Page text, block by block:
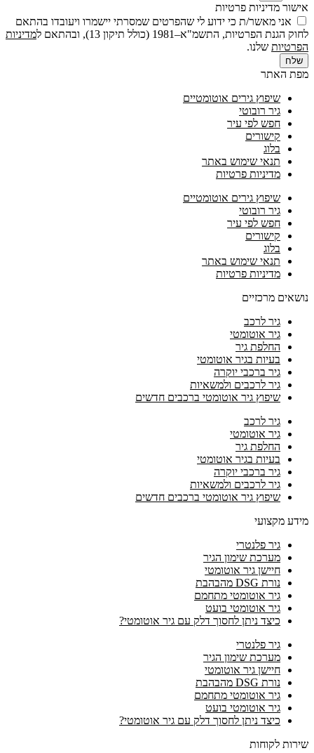
אישור מדיניות פרטיות
אני מאשר/ת כי ידוע לי שהפרטים שמסרתי יישמרו ויעובדו בהתאם
לחוק הגנת הפרטיות, התשמ"א–1981 (כולל תיקון 13), ובהתאם ל
מדיניות
הפרטיות שלנו.
שלח
מפת האתר
שיפוץ גירים אוטומטיים
גיר רובוטי
חפש לפי עיר
קישורים
בלוג
תנאי שימוש באתר
מדיניות פרטיות
שיפוץ גירים אוטומטיים
גיר רובוטי
חפש לפי עיר
קישורים
בלוג
תנאי שימוש באתר
מדיניות פרטיות
נושאים מרכזיים
גיר לרכב
גיר אוטומטי
החלפת גיר
בעיות בגיר אוטומטי
גיר ברכבי יוקרה
גיר לרכבים ולמשאיות
שיפוץ גיר אוטומטי ברכבים חדשים
גיר לרכב
גיר אוטומטי
החלפת גיר
בעיות בגיר אוטומטי
גיר ברכבי יוקרה
גיר לרכבים ולמשאיות
שיפוץ גיר אוטומטי ברכבים חדשים
מידע מקצועי
גיר פלנטרי
מערכת שימון הגיר
חיישן גיר אוטומטי
נורת DSG מהבהבת
גיר אוטומטי מתחמם
גיר אוטומטי בועט
כיצד ניתן לחסוך דלק עם גיר אוטומטי?
גיר פלנטרי
מערכת שימון הגיר
חיישן גיר אוטומטי
נורת DSG מהבהבת
גיר אוטומטי מתחמם
גיר אוטומטי בועט
כיצד ניתן לחסוך דלק עם גיר אוטומטי?
שירות לקוחות